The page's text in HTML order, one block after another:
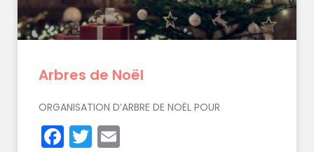
Arbres de Noël
ORGANISATION D’ARBRE DE NOËL POUR
Facebook
Twitter